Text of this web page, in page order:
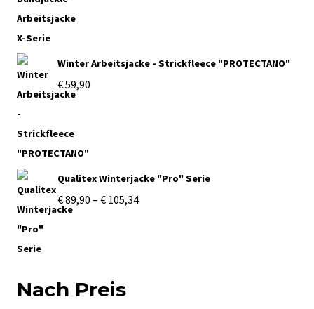
Winter Arbeitsjacke - Strickfleece "PROTECTANO"
€59,90
Qualitex Winterjacke "Pro" Serie
€89,90 – € 105,34Preisspanne:
Nach Preis